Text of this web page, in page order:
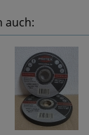
auch: